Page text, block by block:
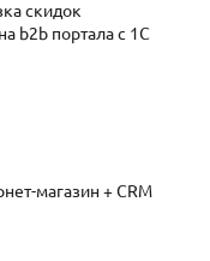
скидок
b2b портала с 1С
магазин + CRM